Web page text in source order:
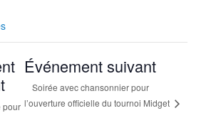
pour
Événement suivant
Soirée avec chansonnier pour
l’ouverture officielle du tournoi Midget